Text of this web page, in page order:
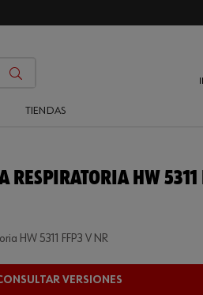
TIENDAS
RESPIRATORIA HW 5311
HW 5311 FFP3 V NR
VERSIONES